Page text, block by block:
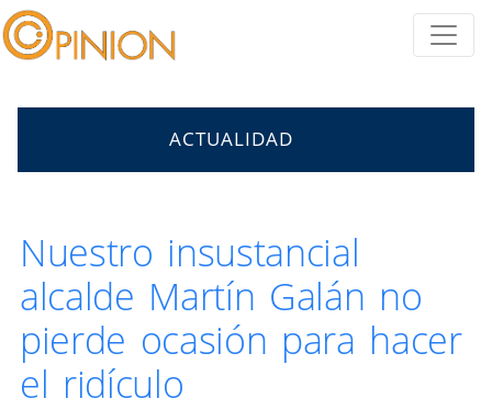
ACTUALIDAD
Nuestro insustancial
alcalde Martín Galán no
pierde ocasión para hacer
el ridículo